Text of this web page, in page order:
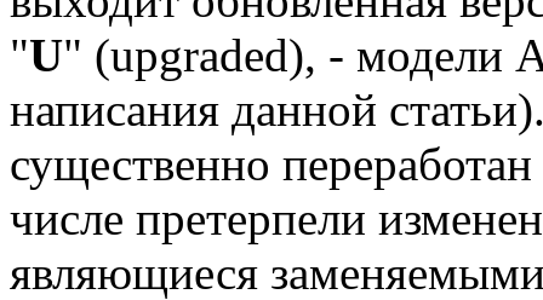
"U" (upgraded), - модели
написания данной
существенно
числе претерпели
являющиеся